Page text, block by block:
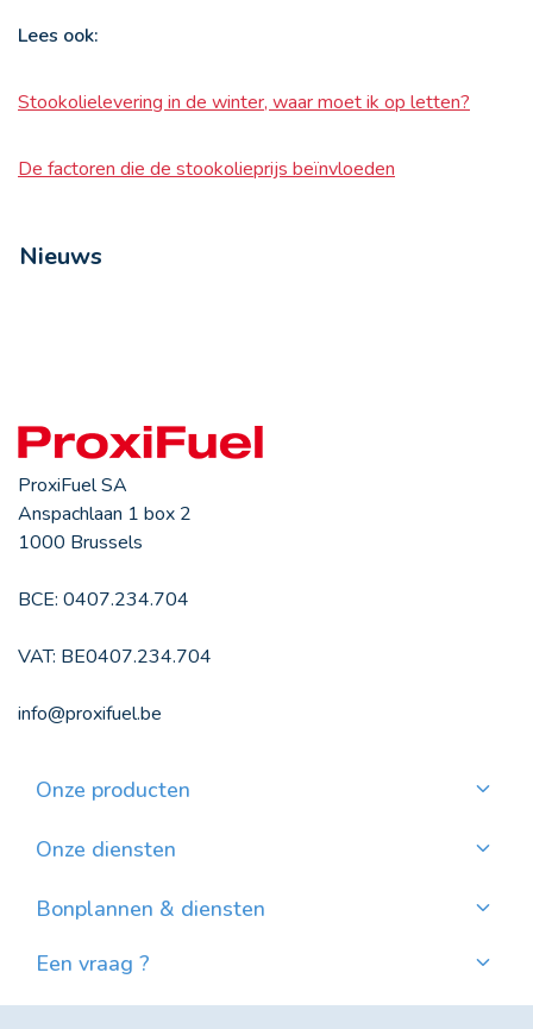
Lees ook:
Stookolielevering in de winter, waar moet ik op letten?
De factoren die de stookolieprijs beïnvloeden
Nieuws
ProxiFuel SA
Anspachlaan 1 box 2
1000 Brussels
BCE: 0407.234.704
VAT: BE0407.234.704
info@proxifuel.be
Onze producten
Kwalitatievepellets bestellen
Onze diensten
Waar pellets vinden?
Bonplannen & diensten
Evolutie van de Mazoutprijs in België
Een vraag ?